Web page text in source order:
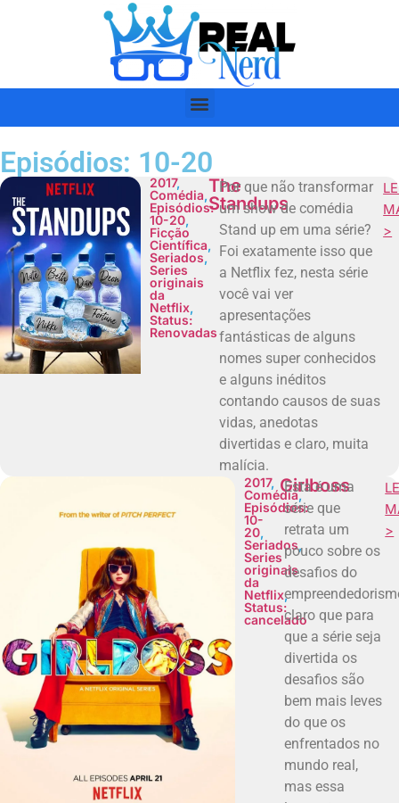
Episódios: 10-20
2017,
Comédia,
Episódios:
10-20,
Ficção
Científica,
Seriados,
Series
originais
da
Netflix,
Status:
Renovadas
The
Standups
Por que não transformar
um show de comédia
Stand up em uma série?
Foi exatamente isso que
a Netflix fez, nesta série
você vai ver
apresentações
fantásticas de alguns
nomes super conhecidos
e alguns inéditos
contando causos de suas
vidas, anedotas
divertidas e claro, muita
malícia.
>
2017,
Comédia,
Episódios:
10-
20,
Seriados,
Series
originais
da
Netflix,
Status:
cancelado
Girlboss
Esta é uma
série que
retrata um
pouco sobre os
desafios do
claro que para
que a série seja
divertida os
desafios são
bem mais leves
do que os
enfrentados no
mundo real,
mas essa
>